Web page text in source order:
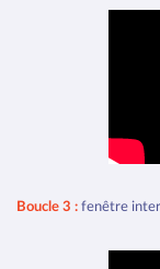
Boucle 3 : fenêtre